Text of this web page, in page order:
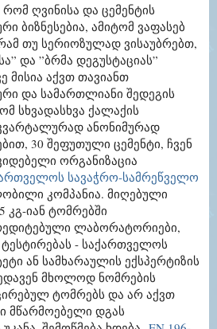
რომ ღვინისა და ცემენტის
ბიზნესებია, ამიტომ ვაფასებ
თუ სერიოზულად ვისაუბრებთ,
და ”ბრმა დეგუსტაციას”
მისია აქვთ თავიანთ
და სამართლიანი შედეგის
სხვადასხვა ქალაქის
ანონიმურად
30 შეფუთული ცემენტი, ჩვენ
ორგანიზაცია
სავაჭრო-სამრეწველო
კომპანია. მიღებული
კგ-იან ტომრებში
ლაბორატორიები,
- საქართველოს
ან სამხარაულის ექსპერტიზის
მხოლოდ ნომრების
ტომრებს და არ აქვთ
მწარმოებელი დგას